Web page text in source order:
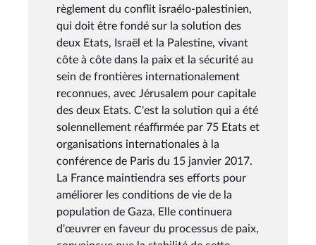
règlement du conflit israélo-palestinien,
qui doit être fondé sur la solution des
deux Etats, Israël et la Palestine, vivant
côte à côte dans la paix et la sécurité au
sein de frontières internationalement
reconnues, avec Jérusalem pour capitale
des deux Etats. C'est la solution qui a été
solennellement réaffirmée par 75 Etats et
organisations internationales à la
conférence de Paris du 15 janvier 2017.
La France maintiendra ses efforts pour
améliorer les conditions de vie de la
population de Gaza. Elle continuera
d'œuvrer en faveur du processus de paix,